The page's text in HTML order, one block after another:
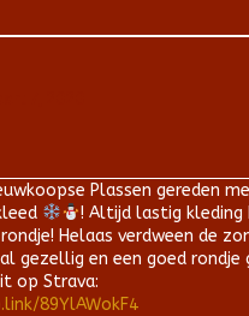
Plassen gereden
! Altijd lastig kleding
Helaas verdween de
gezellig en een goed rondje
op Strava:
89YlAWokF4